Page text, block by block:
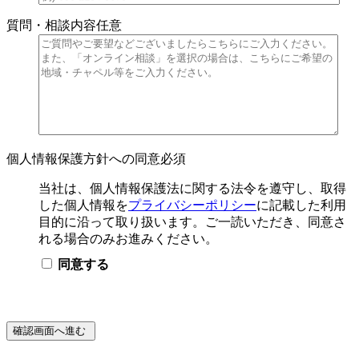
質問・相談内容任意
個人情報保護方針への同意必須
当社は、個人情報保護法に関する法令を遵守し、取得
した個人情報をプライバシーポリシーに記載した利用
目的に沿って取り扱います。ご一読いただき、同意さ
れる場合のみお進みください。
同意する